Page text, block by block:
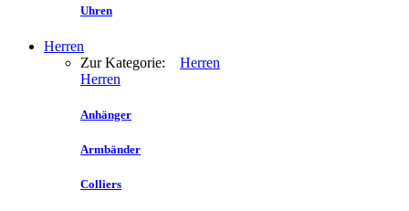
Uhren
Herren
Zur Kategorie: Herren
Herren
Anhänger
Armbänder
Colliers